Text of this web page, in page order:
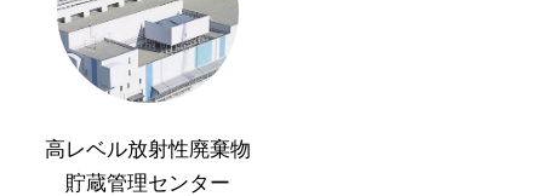
高レベル放射性廃棄物
貯蔵管理センター